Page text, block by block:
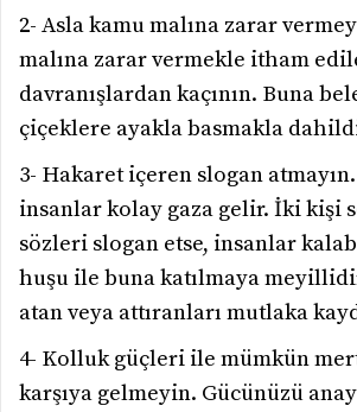
2- Asla kamu malına zarar
malına zarar vermekle itham
davranışlardan kaçının. Buna
çiçeklere ayakla basmakla
3- Hakaret içeren slogan
insanlar kolay gaza gelir. İki kişi
sözleri slogan etse, insanlar
huşu ile buna katılmaya
atan veya attıranları mutlaka
4- Kolluk güçleri ile mümkün
karşıya gelmeyin. Gücünüzü